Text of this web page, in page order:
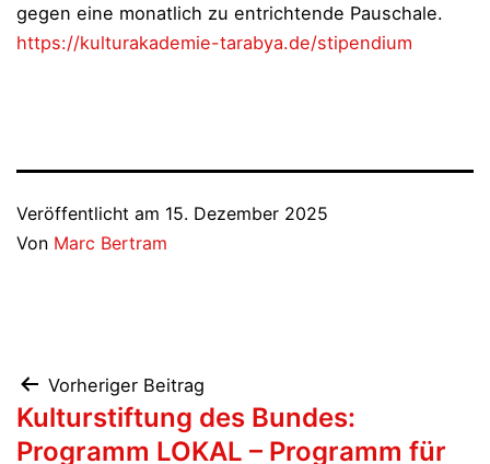
gegen eine monatlich zu entrichtende Pauschale.
https://kulturakademie-tarabya.de/stipendium
Veröffentlicht am 15. Dezember 2025
Von Marc Bertram
Beitragsnavigation
Vorheriger Beitrag
Kulturstiftung des Bundes:
Programm LOKAL – Programm für